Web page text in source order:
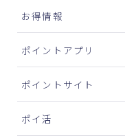
お得情報
ポイントアプリ
ポイントサイト
ポイ活